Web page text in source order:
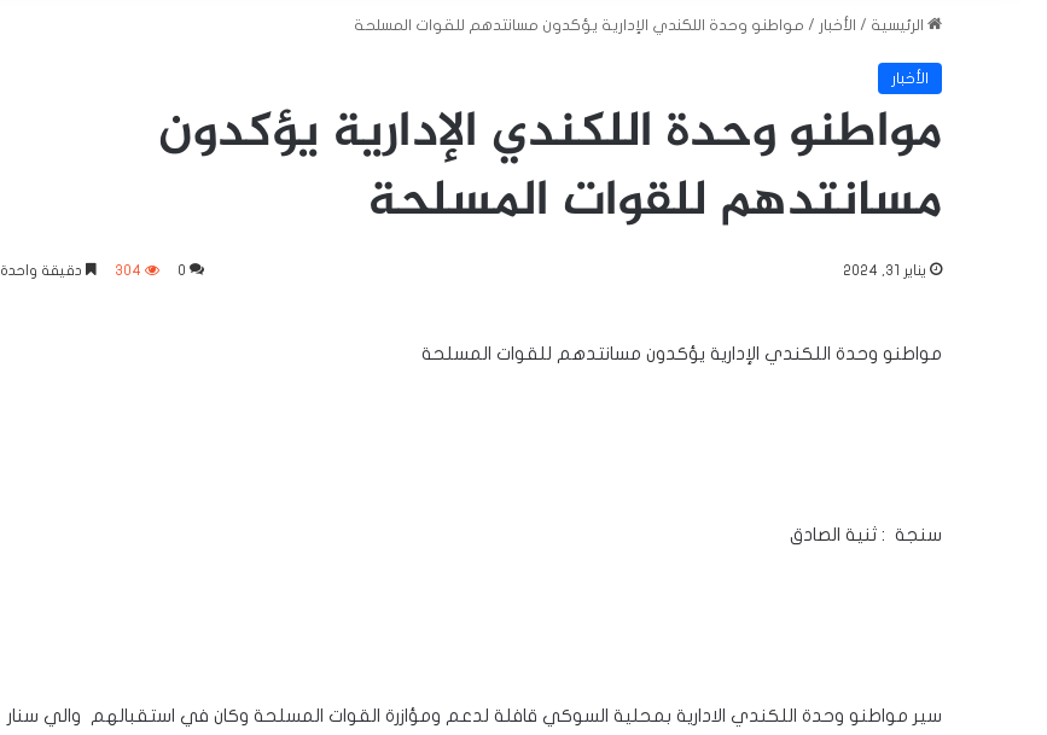
الرئيسية / الأخبار / مواطنو وحدة اللكندي الإدارية يؤكدون مسانتدهم للقوات المسلحة
الأخبار
مواطنو وحدة اللكندي الإدارية يؤكدون
مسانتدهم للقوات المسلحة
يناير 31, 2024 0
304 دقيقة واحدة
مواطنو وحدة اللكندي الإدارية يؤكدون مسانتدهم للقوات المسلحة
سنجة : ثنية الصادق
سير مواطنو وحدة اللكندي الادارية بمحلية السوكي قافلة لدعم ومؤازرة القوات المسلحة وكان في استقبالهم والي سنار